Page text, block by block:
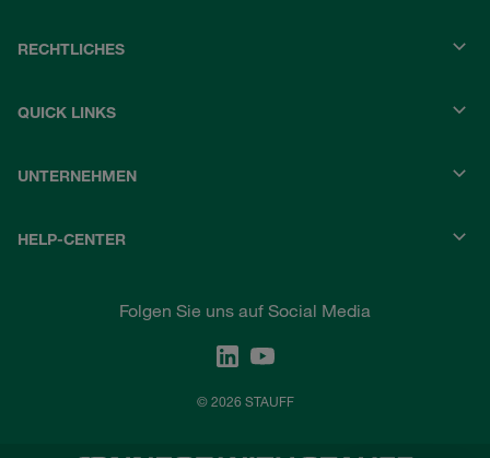
RECHTLICHES
QUICK LINKS
UNTERNEHMEN
HELP-CENTER
Folgen Sie uns auf Social Media
© 2026 STAUFF